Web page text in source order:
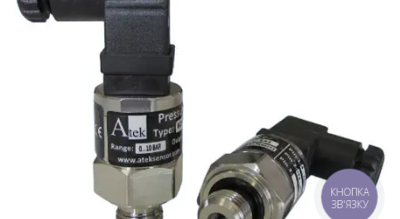
КНОПКА
ЗВ'ЯЗКУ